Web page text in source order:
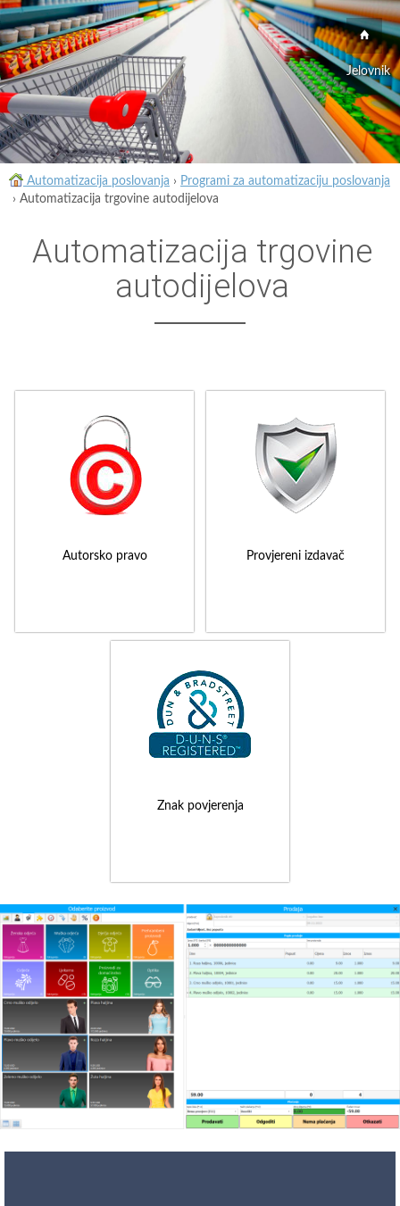
Jelovnik
Automatizacija poslovanja › Programi za automatizaciju poslovanja
› Automatizacija trgovine autodijelova
Automatizacija trgovine
autodijelova
Autorsko pravo Provjereni izdavač
Znak povjerenja